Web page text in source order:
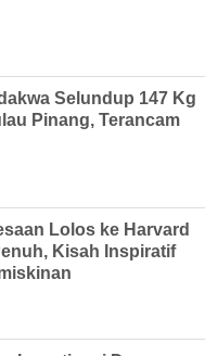
Selundup 147 Kg
Pinang, Terancam
Lolos ke Harvard
Kisah Inspiratif